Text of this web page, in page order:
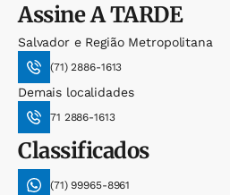
AssineA TARDE
Salvador e Região Metropolitana
(71) 2886-1613
Demais localidades
71 2886-1613
Classificados
(71) 99965-8961